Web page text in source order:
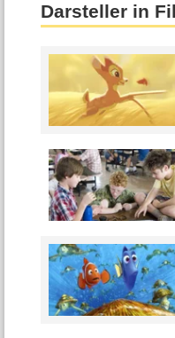
Darsteller in